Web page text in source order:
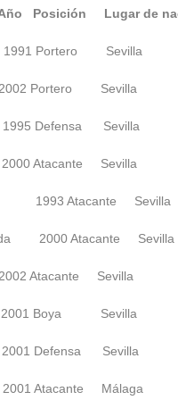
Lugar de
Portero Sevilla
Portero Sevilla
Defensa Sevilla
Atacante Sevilla
Atacante Sevilla
2000 Atacante Sevilla
Atacante Sevilla
Boya Sevilla
Defensa Sevilla
Atacante Málaga